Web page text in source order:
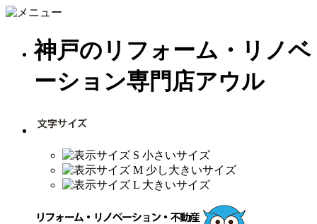
神戸のリフォーム・リノベ
ーション専門店アウル